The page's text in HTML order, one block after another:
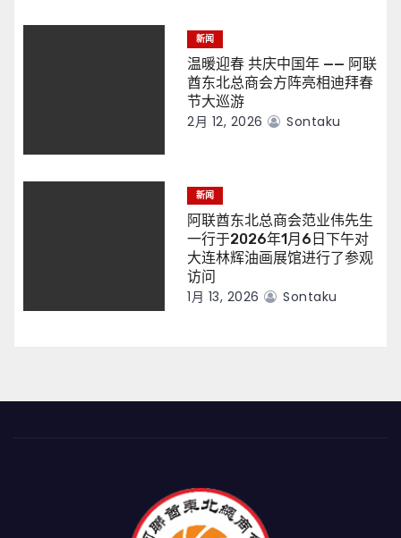
新闻
温暖迎春 共庆中国年 —— 阿联
酋东北总商会方阵亮相迪拜春
节大巡游
2月 12, 2026 Sontaku
新闻
阿联酋东北总商会范业伟先生
一行于2026年1月6日下午对
大连林辉油画展馆进行了参观
访问
1月 13, 2026 Sontaku